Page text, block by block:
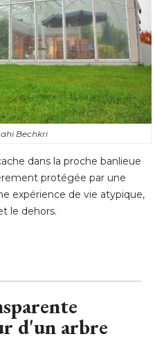
Bechkri
dans la proche banlieue
protégée par une
expérience de vie atypique,
le dehors.
d'un arbre